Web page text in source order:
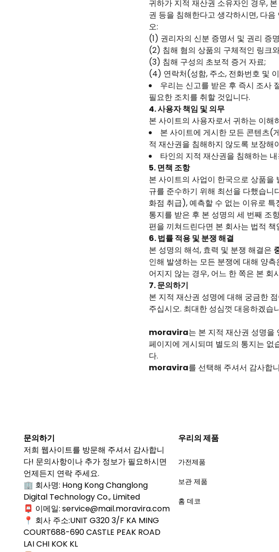
귀하가 지적 재산권 소유자인 경우,
권 등을 침해한다고 생각하시면, 다
오:
(1) 권리자의 신분 증명서 및 권리 증
(2) 침해 혐의 상품의 구체적인 링크
(3) 침해 구성의 초보적 증거 자료;
(4) 연락처(성함, 주소, 전화번호 및
우리는 신고를 받은 후 즉시 조사
필요한 조치를 취할 것입니다.
4. 사용자 책임 및 의무
본 사이트의 사용자로서 귀하는 이해
본 사이트에 게시한 모든 콘텐츠(
적 재산권을 침해하지 않도록 보장해
타인의 지적 재산권을 침해하는
5. 면책 조항
본 사이트의 사업이 한국으로 상품을
규를 준수하기 위해 최선을 다했습니
화점 취급), 예측할 수 없는 이유로
통지를 받은 후 본 성명의 세 번째 조
편을 끼쳐드린다면 본 회사는 법적
6. 법률 적용 및 분쟁 해결
본 성명의 해석, 효력 및 분쟁 해결은
인해 발생하는 모든 분쟁에 대해 양
어지지 않는 경우, 어느 한 쪽은 본
7. 문의하기
본 지적 재산권 성명에 대해 궁금한
주십시오. 최대한 성심껏 대응하겠습
moravira는 본 지적 재산권 성명을
페이지에 게시되며 별도의 통지는 없
다.
moravira를 선택해 주셔서 감사합
문의하기
저희 웹사이트를 방문해 주셔서 감사합니
다! 문의사항이나 추가 정보가 필요하시면
언제든지 연락 주세요.
🏢 회사명: Hong Kong Changlong
Digital Technology Co., Limited
📮 이메일: service@mail.moravira.com
📍 회사 주소:UNIT G320 3/F KA MING
COURT688-690 CASTLE PEAK ROAD
LAI CHI KOK KL
우리의 제품
가전제품
보관 제품
홈 데코